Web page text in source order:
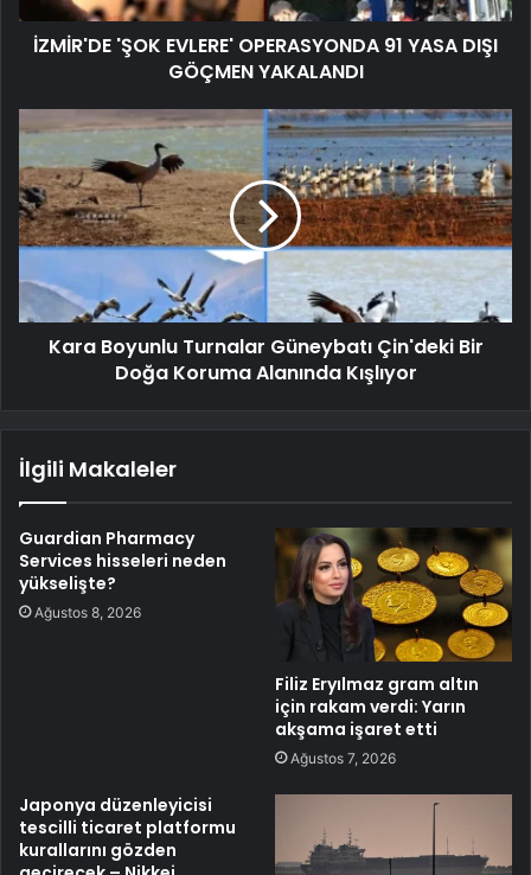
İZMİR'DE 'ŞOK EVLERE' OPERASYONDA 91 YASA DIŞI
GÖÇMEN YAKALANDI
Kara Boyunlu Turnalar Güneybatı Çin'deki Bir
Doğa Koruma Alanında Kışlıyor
İlgili Makaleler
Guardian Pharmacy
Services hisseleri neden
yükselişte?
Ağustos 8, 2026
Filiz Eryılmaz gram altın
için rakam verdi: Yarın
akşama işaret etti
Ağustos 7, 2026
Japonya düzenleyicisi
tescilli ticaret platformu
kurallarını gözden